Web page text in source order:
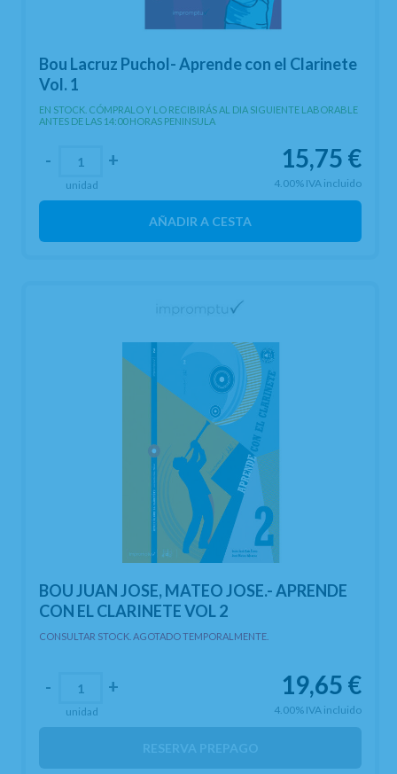
Bou Lacruz Puchol- Aprende con el Clarinete
Vol. 1
EN STOCK. CÓMPRALO Y LO RECIBIRÁS AL DIA SIGUIENTE LABORABLE
ANTES DE LAS 14:00 HORAS PENINSULA
15,75 €
4.00% IVA incluido
- +
unidad
AÑADIR A CESTA
BOU JUAN JOSE, MATEO JOSE.- APRENDE
CON EL CLARINETE VOL 2
CONSULTAR STOCK. AGOTADO TEMPORALMENTE.
19,65 €
4.00% IVA incluido
- +
unidad
RESERVA PREPAGO